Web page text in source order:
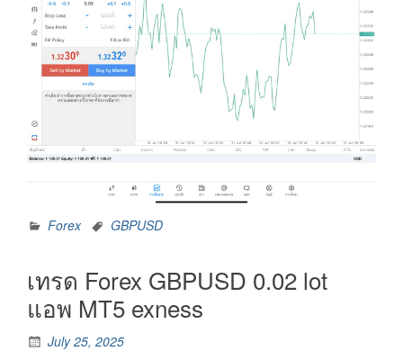
Forex GBPUSD
เทรด Forex GBPUSD 0.02 lot
แอพ MT5 exness
July 25, 2025